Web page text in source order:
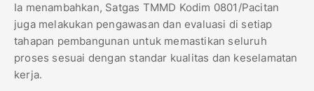
Ia menambahkan, Satgas TMMD Kodim 0801/Pacitan
juga melakukan pengawasan dan evaluasi di setiap
tahapan pembangunan untuk memastikan seluruh
proses sesuai dengan standar kualitas dan keselamatan
kerja.